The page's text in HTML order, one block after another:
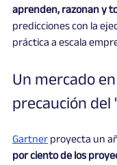
aprenden, razonan y
predicciones con la
práctica a escala
Un mercado
precaución
Gartner proyecta un
por ciento de los